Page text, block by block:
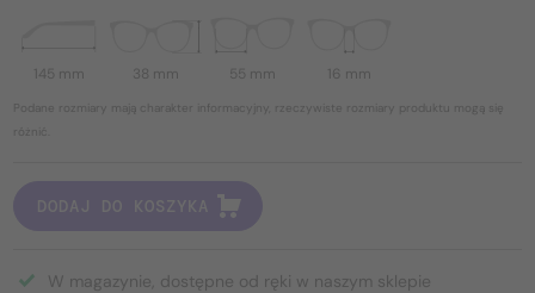
145 mm 38 mm 55 mm 16 mm
Podane rozmiary mają charakter informacyjny, rzeczywiste rozmiary produktu mogą się
różnić.
DODAJ DO KOSZYKA
W magazynie, dostępne od ręki w naszym sklepie